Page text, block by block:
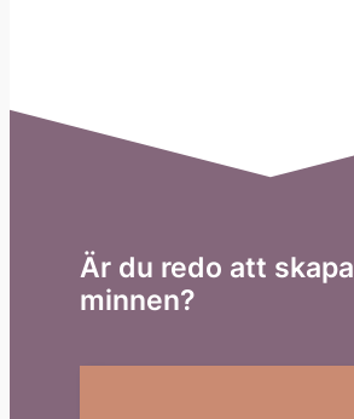
Är du redo att skapa
minnen?